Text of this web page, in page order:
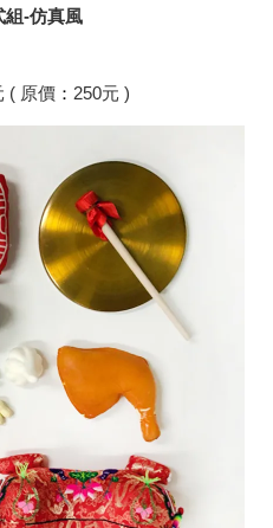
組-仿真風
( 原價： 250元 )